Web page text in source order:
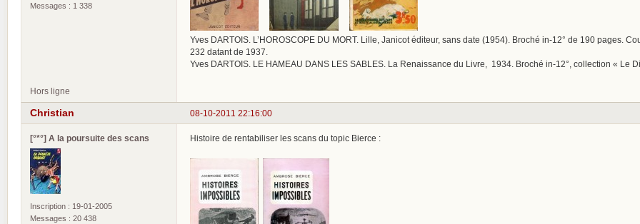
Messages : 1 338
Yves DARTOIS. L’HOROSCOPE DU MORT. Lille, Janicot éditeur, sans date (1954). Broché in-12° de 190 pages.
232 datant de 1937.
Yves DARTOIS. LE HAMEAU DANS LES SABLES. La Renaissance du Livre, 1934. Broché in-12°, collection « Le
Hors ligne
08-10-2011 22:16:00
Christian
[°*°] A la poursuite des scans
Inscription : 19-01-2005
Messages : 20 438
Histoire de rentabiliser les scans du topic Bierce :